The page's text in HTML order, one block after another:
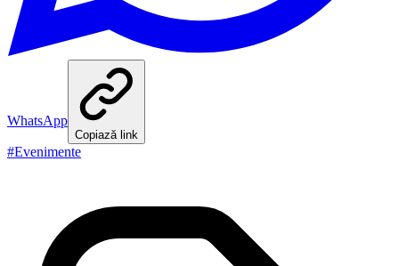
WhatsApp
Copiază link
#Evenimente